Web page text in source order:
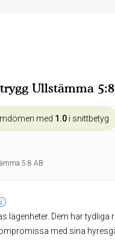
Ullstämma
med 1.0 i snittbetyg
5:8 AB
lägenheter. Dem har
med sina